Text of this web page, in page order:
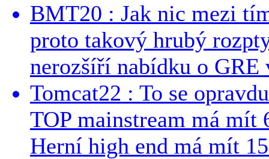
BMT20 : Jak nic mezi
proto takový hrubý
nerozšíří nabídku o GRE
Tomcat22 : To se
TOP mainstream má
Herní high end má mít